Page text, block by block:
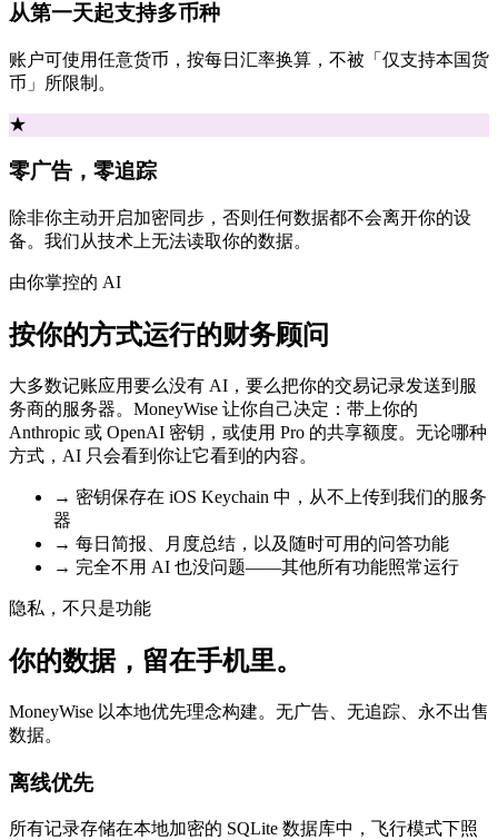
从第一天起支持多币种
账户可使用任意货币，按每日汇率换算，不被「仅支持本国货
币」所限制。
★
零广告，零追踪
除非你主动开启加密同步，否则任何数据都不会离开你的设
备。我们从技术上无法读取你的数据。
由你掌控的 AI
按你的方式运行的财务顾问
大多数记账应用要么没有 AI，要么把你的交易记录发送到服
务商的服务器。MoneyWise 让你自己决定：带上你的
Anthropic 或 OpenAI 密钥，或使用 Pro 的共享额度。无论哪种
方式，AI 只会看到你让它看到的内容。
→ 密钥保存在 iOS Keychain 中，从不上传到我们的服务
器
→ 每日简报、月度总结，以及随时可用的问答功能
→ 完全不用 AI 也没问题——其他所有功能照常运行
隐私，不只是功能
你的数据，留在手机里。
MoneyWise 以本地优先理念构建。无广告、无追踪、永不出售
数据。
离线优先
所有记录存储在本地加密的 SQLite 数据库中，飞行模式下照